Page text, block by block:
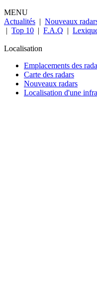
MENU
Actualités | Nouveaux
| Top 10 | F.A.Q |
Localisation
Emplacements des
Carte des radars
Nouveaux radars
Localisation d'une